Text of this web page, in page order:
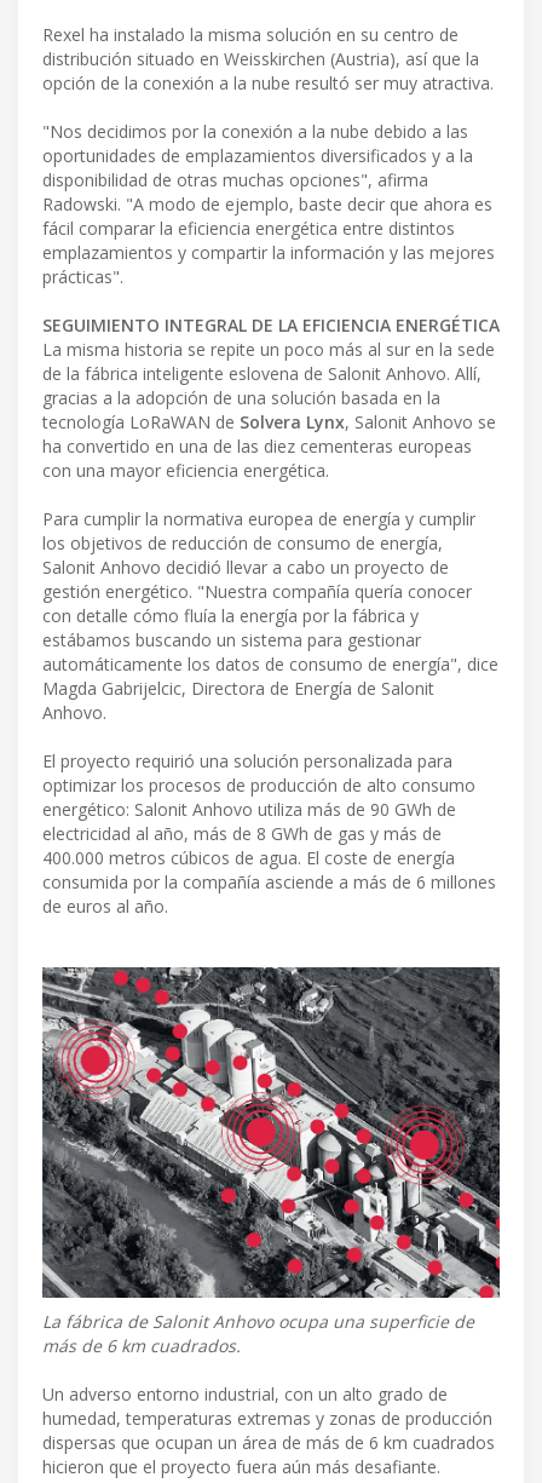
Rexel ha instalado la misma solución en su centro de
distribución situado en Weisskirchen (Austria), así que la
opción de la conexión a la nube resultó ser muy atractiva.
"Nos decidimos por la conexión a la nube debido a las
oportunidades de emplazamientos diversificados y a la
disponibilidad de otras muchas opciones", afirma
Radowski. "A modo de ejemplo, baste decir que ahora es
fácil comparar la eficiencia energética entre distintos
emplazamientos y compartir la información y las mejores
prácticas".
SEGUIMIENTO INTEGRAL DE LA EFICIENCIA ENERGÉTICA
La misma historia se repite un poco más al sur en la sede
de la fábrica inteligente eslovena de Salonit Anhovo. Allí,
gracias a la adopción de una solución basada en la
tecnología LoRaWAN de Solvera Lynx, Salonit Anhovo se
ha convertido en una de las diez cementeras europeas
con una mayor eficiencia energética.
Para cumplir la normativa europea de energía y cumplir
los objetivos de reducción de consumo de energía,
Salonit Anhovo decidió llevar a cabo un proyecto de
gestión energético. "Nuestra compañía quería conocer
con detalle cómo fluía la energía por la fábrica y
estábamos buscando un sistema para gestionar
automáticamente los datos de consumo de energía", dice
Magda Gabrijelcic, Directora de Energía de Salonit
Anhovo.
El proyecto requirió una solución personalizada para
optimizar los procesos de producción de alto consumo
energético: Salonit Anhovo utiliza más de 90 GWh de
electricidad al año, más de 8 GWh de gas y más de
400.000 metros cúbicos de agua. El coste de energía
consumida por la compañía asciende a más de 6 millones
de euros al año.
La fábrica de Salonit Anhovo ocupa una superficie de
más de 6 km cuadrados.
Un adverso entorno industrial, con un alto grado de
humedad, temperaturas extremas y zonas de producción
dispersas que ocupan un área de más de 6 km cuadrados
hicieron que el proyecto fuera aún más desafiante.